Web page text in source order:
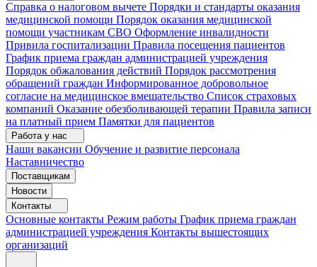
Справка о налоговом вычете Порядки и стандарты оказания
медицинской помощи Порядок оказания медицинской
помощи участникам СВО Оформление инвалидности
Привила госпитализации Правила посещения пациентов
График приема граждан администрацией учреждения
Порядок обжалования действий Порядок рассмотрения
обращений граждан Информированное добровольное
согласие на медицинское вмешательство Список страховых
компаний Оказание обезболивающей терапии Правила записи
на платный прием Памятки для пациентов
Работа у нас
Наши вакансии Обучение и развитие персонала
Наставничество
Поставщикам
Новости
Контакты
Основные контакты Режим работы График приема граждан
администрацией учреждения Контакты вышестоящих
организаций